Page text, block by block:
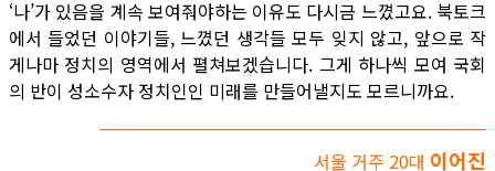
‘나’가 있음을 계속 보여줘야하는 이유도 다시금 느꼈고요. 북토크
에서 들었던 이야기들, 느꼈던 생각들 모두 잊지 않고, 앞으로 작
게나마 정치의 영역에서 펼쳐보겠습니다. 그게 하나씩 모여 국회
의 반이 성소수자 정치인인 미래를 만들어낼지도 모르니까요.
서울 거주 20대 이어진